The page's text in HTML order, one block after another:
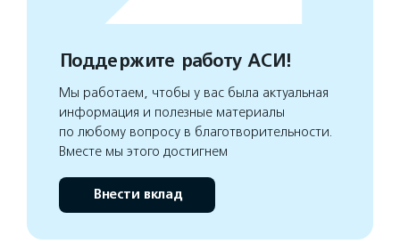
Поддержите работу АСИ!
Мы работаем, чтобы у вас была актуальная
информация и полезные материалы
по любому вопросу в благотворительности.
Вместе мы этого достигнем
Внести вклад